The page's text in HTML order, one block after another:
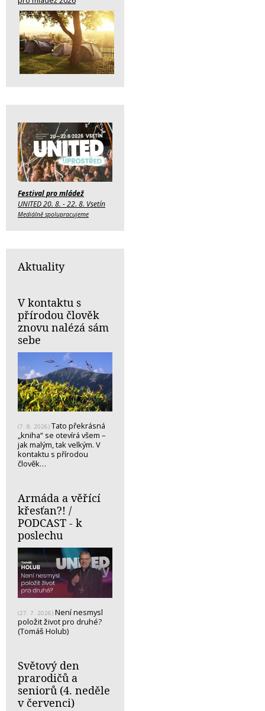
Festival pro mládež
UNITED 20. 8. - 22. 8. Vsetín
Mediálně spolupracujeme
Aktuality
V kontaktu s
přírodou člověk
znovu nalézá sám
sebe
(7. 8. 2026) Tato překrásná
„kniha“ se otevírá všem –
jak malým, tak velkým. V
kontaktu s přírodou
člověk…
Armáda a věřící
křesťan?! /
PODCAST - k
poslechu
(27. 7. 2026) Není nesmysl
položit život pro druhé?
(Tomáš Holub)
Světový den
prarodičů a
seniorů (4. neděle
v červenci)